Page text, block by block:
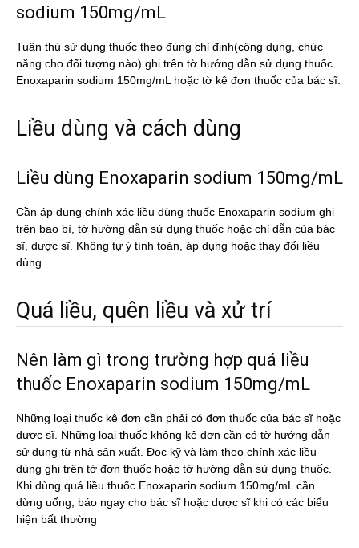
sodium 150mg/mL
Tuân thủ sử dụng thuốc theo đúng chỉ định(công dụng, chức
năng cho đối tượng nào) ghi trên tờ hướng dẫn sử dụng thuốc
Enoxaparin sodium 150mg/mL hoặc tờ kê đơn thuốc của bác sĩ.
Liều dùng và cách dùng
Liều dùng Enoxaparin sodium 150mg/mL
Cần áp dụng chính xác liều dùng thuốc Enoxaparin sodium ghi
trên bao bì, tờ hướng dẫn sử dụng thuốc hoặc chỉ dẫn của bác
sĩ, dược sĩ. Không tự ý tính toán, áp dụng hoặc thay đổi liều
dùng.
Quá liều, quên liều và xử trí
Nên làm gì trong trường hợp quá liều
thuốc Enoxaparin sodium 150mg/mL
Những loại thuốc kê đơn cần phải có đơn thuốc của bác sĩ hoặc
dược sĩ. Những loại thuốc không kê đơn cần có tờ hướng dẫn
sử dụng từ nhà sản xuất. Đọc kỹ và làm theo chính xác liều
dùng ghi trên tờ đơn thuốc hoặc tờ hướng dẫn sử dụng thuốc.
Khi dùng quá liều thuốc Enoxaparin sodium 150mg/mL cần
dừng uống, báo ngay cho bác sĩ hoặc dược sĩ khi có các biểu
hiện bất thường